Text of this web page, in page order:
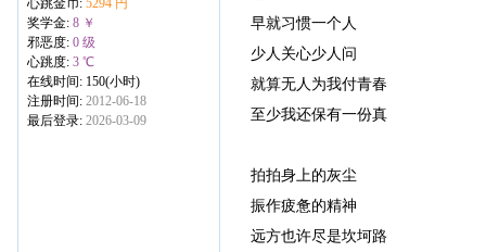
奖学金: 8 ￥
邪恶度: 0 级
心跳度: 3 ℃
在线时间: 150(小时)
注册时间: 2012-06-18
最后登录: 2026-03-09
早就习惯一个人
少人关心少人问
就算无人为我付青春
至少我还保有一份真
拍拍身上的灰尘
振作疲惫的精神
远方也许尽是坎坷路